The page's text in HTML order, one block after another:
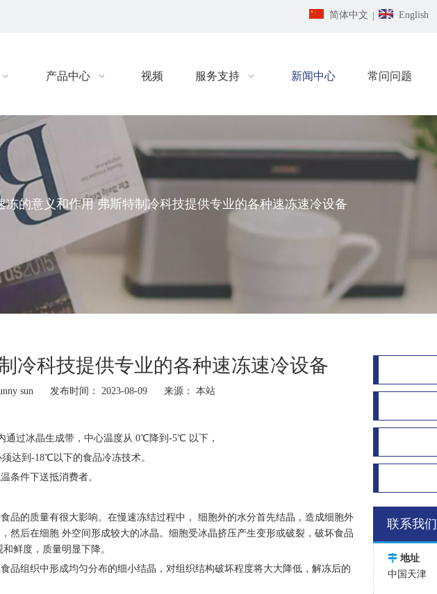
简体中文 English
产品中心 视频 服务支持 新闻中心 常问问题
冻的意义和作用 弗斯特制冷科技提供专业的各种速冻速冷设备
冷科技提供专业的各种速冻速冷设备
sun 发布时间： 2023-08-09 来源： 本站
通过冰晶生成带，中心温度从 0℃降到-5℃ 以下，
达到-18℃以下的食品冷冻技术。
条件下送抵消费者。
品的质量有很大影响。在慢速冻结过程中， 细胞外的水分首先结晶，造成细胞外
然后在细胞 外空间形成较大的冰晶。细胞受冰晶挤压产生变形或破裂，破坏食品
鲜度，质量明显下降。
品组织中形成均匀分布的细小结晶，对组织结构破坏程度将大大降低，解冻后的
联系我们
 地址
中国天津